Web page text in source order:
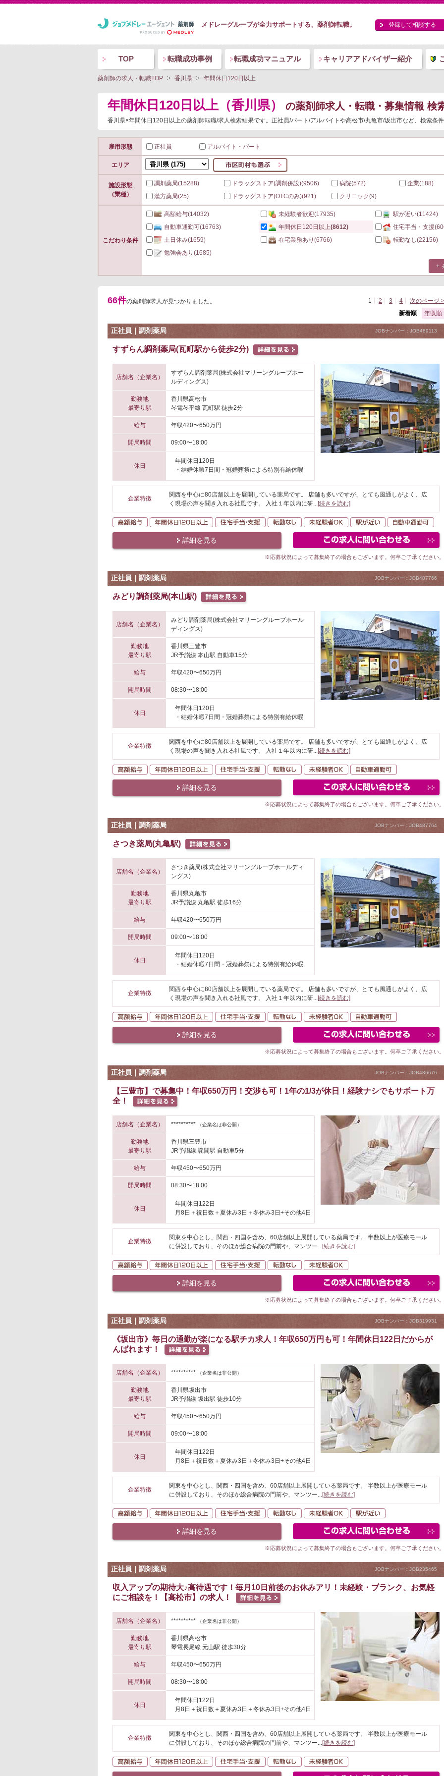
メドレーグループが全力サポートする、薬剤師転職。 登録して相談する
TOP 転職成功事例 転職成功マニュアル キャリアアドバイザー紹介
薬剤師の求人・転職TOP 香川県 年間休日120日以上
年間休日120日以上（香川県） の薬剤師求人・転職・募集情報 検
香川県×年間休日120日以上の薬剤師転職/求人検索結果です。正社員/パート/アルバイトや高松市/丸亀市/坂出市など、検索条
雇用形態 正社員 アルバイト・パート
エリア
施設形態
（業種）
調剤薬局(15288) ドラッグストア(調剤併設)(9506) 病院(572) 企業(188)
漢方薬局(25) ドラッグストア(OTCのみ)(921) クリニック(9)
こだわり条件
高額給与(14032) 未経験者歓迎(17935) 駅が近い(11424)
自動車通勤可(16763) 年間休日120日以上(8612) 住宅手当・支援
土日休み(1659) 在宅業務あり (6766) 転勤なし(22156)
勉強会あり (1685)
66件の薬剤師求人が見つかりました。 1 2 3 4
次のページ >
年収順
新着順
正社員｜調剤薬局 JOBナンバー：JOB489113
すずらん調剤薬局(瓦町駅から徒歩2分)
店舗名（企業名）
すずらん調剤薬局(株式会社マリーングループホー
ルディングス)
勤務地
最寄り駅
香川県高松市
琴電琴平線 瓦町駅 徒歩2分
給与 年収420〜650万円
開局時間 09:00〜18:00
休日
年間休日120日
・結婚休暇7日間・冠婚葬祭による特別有給休暇
企業特徴
関西を中心に80店舗以上を展開している薬局です。 店舗も多いですが、とても風通しがよく、広
く現場の声を聞き入れる社風です。 入社１年以内に研...[続きを読む]
高額給与 年間休日120日以上 住宅手当・支援 転勤なし 未経験者OK 駅が近い
詳細を見る
※応募状況によって募集終了の場合もございます。何卒ご了承ください。
正社員｜調剤薬局 JOBナンバー：JOB487766
みどり調剤薬局(本山駅)
店舗名（企業名）
みどり調剤薬局(株式会社マリーングループホール
ディングス)
勤務地
最寄り駅
香川県三豊市
JR予讃線 本山駅 自動車15分
給与 年収420〜650万円
開局時間 08:30〜18:00
休日
年間休日120日
・結婚休暇7日間・冠婚葬祭による特別有給休暇
企業特徴
関西を中心に80店舗以上を展開している薬局です。 店舗も多いですが、とても風通しがよく、広
く現場の声を聞き入れる社風です。 入社１年以内に研...[続きを読む]
高額給与 年間休日120日以上 住宅手当・支援 転勤なし 未経験者OK
詳細を見る
※応募状況によって募集終了の場合もございます。何卒ご了承ください。
正社員｜調剤薬局 JOBナンバー：JOB487764
さつき薬局(丸亀駅)
店舗名（企業名）
さつき薬局(株式会社マリーングループホールディ
ングス)
勤務地
最寄り駅
香川県丸亀市
JR予讃線 丸亀駅 徒歩16分
給与 年収420〜650万円
開局時間 09:00〜18:00
休日
年間休日120日
・結婚休暇7日間・冠婚葬祭による特別有給休暇
企業特徴
関西を中心に80店舗以上を展開している薬局です。 店舗も多いですが、とても風通しがよく、広
く現場の声を聞き入れる社風です。 入社１年以内に研...[続きを読む]
高額給与 年間休日120日以上 住宅手当・支援 転勤なし 未経験者OK
詳細を見る
※応募状況によって募集終了の場合もございます。何卒ご了承ください。
正社員｜調剤薬局 JOBナンバー：JOB486676
【三豊市】で募集中！年収650万円！交渉も可！1年の1/3が休日！経験ナシでもサポート万
全！
店舗名（企業名） ********** （企業名は非公開）
勤務地
最寄り駅
香川県三豊市
JR予讃線 詫間駅 自動車5分
給与 年収450〜650万円
開局時間 08:30〜18:00
休日
年間休日122日
月8日＋祝日数＋夏休み3日＋冬休み3日+その他4日
企業特徴
関東を中心とし、関西・四国を含め、60店舗以上展開している薬局です。 半数以上が医療モール
に併設しており、そのほか総合病院の門前や、マンツー...[続きを読む]
高額給与 年間休日120日以上 住宅手当・支援 転勤なし
詳細を見る
※応募状況によって募集終了の場合もございます。何卒ご了承ください。
正社員｜調剤薬局 JOBナンバー：JOB319931
《坂出市》毎日の通勤が楽になる駅チカ求人！年収650万円も可！年間休日122日だからが
んばれます！
店舗名（企業名） ********** （企業名は非公開）
勤務地
最寄り駅
香川県坂出市
JR予讃線 坂出駅 徒歩10分
給与 年収450〜650万円
開局時間 09:00〜18:00
休日
年間休日122日
月8日＋祝日数＋夏休み3日＋冬休み3日+その他4日
企業特徴
関東を中心とし、関西・四国を含め、60店舗以上展開している薬局です。 半数以上が医療モール
に併設しており、そのほか総合病院の門前や、マンツー...[続きを読む]
高額給与 年間休日120日以上 住宅手当・支援 転勤なし 未経験者OK
詳細を見る
※応募状況によって募集終了の場合もございます。何卒ご了承ください。
正社員｜調剤薬局 JOBナンバー：JOB235465
収入アップの期待大♪高待遇です！毎月10日前後のお休みアリ！未経験・ブランク、お気軽
にご相談を！【高松市】の求人！
店舗名（企業名） ********** （企業名は非公開）
勤務地
最寄り駅
香川県高松市
琴電長尾線 元山駅 徒歩30分
給与 年収450〜650万円
開局時間 08:30〜18:00
休日
年間休日122日
月8日＋祝日数＋夏休み3日＋冬休み3日+その他4日
企業特徴
関東を中心とし、関西・四国を含め、60店舗以上展開している薬局です。 半数以上が医療モール
に併設しており、そのほか総合病院の門前や、マンツー...[続きを読む]
高額給与 年間休日120日以上 住宅手当・支援 転勤なし